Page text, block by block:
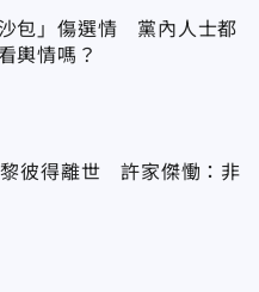
包」傷選情 黨內人士都
輿情嗎？
彼得離世 許家傑慟：非